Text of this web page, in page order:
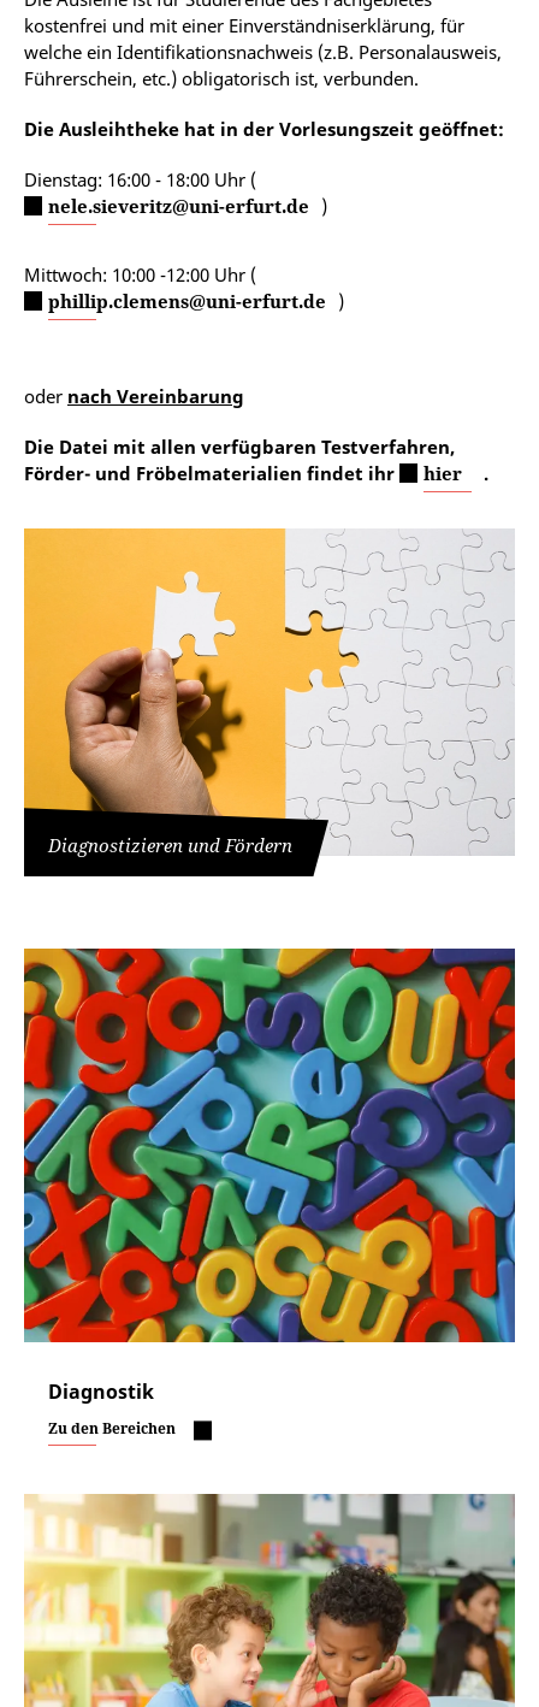
kostenfrei und mit einer Einverständniserklärung, für
welche ein Identifikationsnachweis (z.B. Personalausweis,
Führerschein, etc.) obligatorisch ist, verbunden.
Die Ausleihtheke hat in der Vorlesungszeit geöffnet:
Dienstag: 16:00 - 18:00 Uhr (
nele.sieveritz@uni-erfurt.de )
Mittwoch: 10:00 -12:00 Uhr (
phillip.clemens@uni-erfurt.de )
oder nach Vereinbarung
Die Datei mit allen verfügbaren Testverfahren,
Förder- und Fröbelmaterialien findet ihr
hier .
Diagnostizieren und Fördern
Diagnostik
Zu den Bereichen